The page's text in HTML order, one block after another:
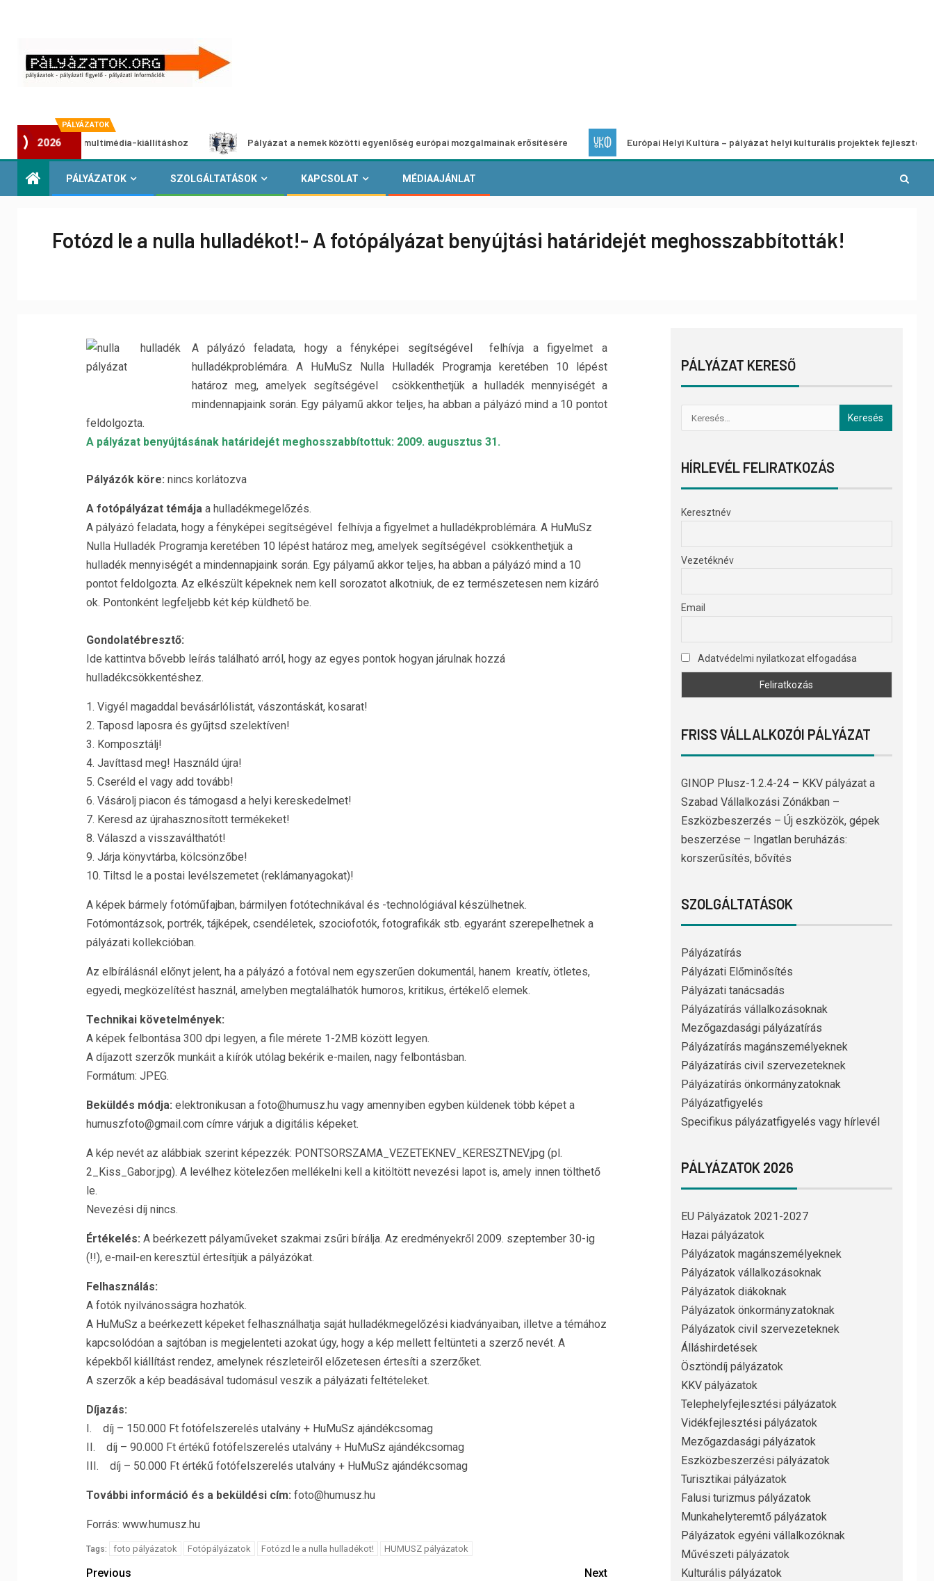
PÁLYÁZATOK
2026
multimédia-kiállításhoz Pályázat a nemek közötti egyenlőség európai mozgalmainak erősítésére Európai Helyi Kultúra – pályázat helyi kulturális projektek fejlesztésére
PÁLYÁZATOK SZOLGÁLTATÁSOK KAPCSOLAT MÉDIAAJÁNLAT
Fotózd le a nulla hulladékot!- A fotópályázat benyújtási határidejét meghosszabbították!
A pályázó feladata, hogy a fényképei segítségével felhívja a figyelmet a
hulladékproblémára. A HuMuSz Nulla Hulladék Programja keretében 10 lépést
határoz meg, amelyek segítségével csökkenthetjük a hulladék mennyiségét a
mindennapjaink során. Egy pályamű akkor teljes, ha abban a pályázó mind a 10 pontot
feldolgozta.
A pályázat benyújtásának határidejét meghosszabbítottuk: 2009. augusztus 31.
Pályázók köre: nincs korlátozva
A fotópályázat témájaa hulladékmegelőzés.
A pályázó feladata, hogy a fényképei segítségével felhívja a figyelmet a hulladékproblémára. A HuMuSz
Nulla Hulladék Programja keretében 10 lépést határoz meg, amelyek segítségével csökkenthetjük a
hulladék mennyiségét a mindennapjaink során. Egy pályamű akkor teljes, ha abban a pályázó mind a 10
pontot feldolgozta. Az elkészült képeknek nem kell sorozatot alkotniuk, de ez természetesen nem kizáró
ok. Pontonként legfeljebb két kép küldhető be.
Gondolatébresztő:
Ide kattintva bővebb leírás található arról, hogy az egyes pontok hogyan járulnak hozzá
hulladékcsökkentéshez.
1. Vigyél magaddal bevásárlólistát, vászontáskát, kosarat!
2. Taposd laposra és gyűjtsd szelektíven!
3. Komposztálj!
4. Javíttasd meg! Használd újra!
5. Cseréld el vagy add tovább!
6. Vásárolj piacon és támogasd a helyi kereskedelmet!
7. Keresd az újrahasznosított termékeket!
8. Válaszd a visszaválthatót!
9. Járja könyvtárba, kölcsönzőbe!
10. Tiltsd le a postai levélszemetet (reklámanyagokat)!
A képek bármely fotóműfajban, bármilyen fotótechnikával és -technológiával készülhetnek.
Fotómontázsok, portrék, tájképek, csendéletek, szociofotók, fotografikák stb. egyaránt szerepelhetnek a
pályázati kollekcióban.
Az elbírálásnál előnyt jelent, ha a pályázó a fotóval nem egyszerűen dokumentál, hanem kreatív, ötletes,
egyedi, megközelítést használ, amelyben megtalálhatók humoros, kritikus, értékelő elemek.
Technikai követelmények:
A képek felbontása 300 dpi legyen, a file mérete 1-2MB között legyen.
A díjazott szerzők munkáit a kiírók utólag bekérik e-mailen, nagy felbontásban.
Formátum: JPEG.
Beküldés módja: elektronikusan a foto@humusz.hu vagy amennyiben egyben küldenek több képet a
humuszfoto@gmail.com címre várjuk a digitális képeket.
A kép nevét az alábbiak szerint képezzék: PONTSORSZAMA_VEZETEKNEV_KERESZTNEV.jpg (pl.
2_Kiss_Gabor.jpg). A levélhez kötelezően mellékelni kell a kitöltött nevezési lapot is, amely innen tölthető
le.
Nevezési díj nincs.
Értékelés: A beérkezett pályaműveket szakmai zsűri bírálja. Az eredményekről 2009. szeptember 30-ig
(!!), e-mail-en keresztül értesítjük a pályázókat.
Felhasználás:
A fotók nyilvánosságra hozhatók.
A HuMuSz a beérkezett képeket felhasználhatja saját hulladékmegelőzési kiadványaiban, illetve a témához
kapcsolódóan a sajtóban is megjelenteti azokat úgy, hogy a kép mellett feltünteti a szerző nevét. A
képekből kiállítást rendez, amelynek részleteiről előzetesen értesíti a szerzőket.
A szerzők a kép beadásával tudomásul veszik a pályázati feltételeket.
Díjazás:
I. díj – 150.000 Ft fotófelszerelés utalvány + HuMuSz ajándékcsomag
II. díj – 90.000 Ft értékű fotófelszerelés utalvány + HuMuSz ajándékcsomag
III. díj – 50.000 Ft értékű fotófelszerelés utalvány + HuMuSz ajándékcsomag
További információ és a beküldési cím: foto@humusz.hu
Forrás: www.humusz.hu
Tags: foto pályázatok Fotópályázatok Fotózd le a nulla hulladékot! HUMUSZ pályázatok
Previous
Next
PÁLYÁZAT KERESŐ
HÍRLEVÉL FELIRATKOZÁS
Keresztnév
Vezetéknév
Email
Adatvédelmi nyilatkozat elfogadása
FRISS VÁLLALKOZÓI PÁLYÁZAT
GINOP Plusz-1.2.4-24 – KKV pályázat a
Szabad Vállalkozási Zónákban –
Eszközbeszerzés – Új eszközök, gépek
beszerzése – Ingatlan beruházás:
korszerűsítés, bővítés
SZOLGÁLTATÁSOK
Pályázatírás
Pályázati Előminősítés
Pályázati tanácsadás
Pályázatírás vállalkozásoknak
Mezőgazdasági pályázatírás
Pályázatírás magánszemélyeknek
Pályázatírás civil szervezeteknek
Pályázatírás önkormányzatoknak
Pályázatfigyelés
Specifikus pályázatfigyelés vagy hírlevél
PÁLYÁZATOK 2026
EU Pályázatok 2021-2027
Hazai pályázatok
Pályázatok magánszemélyeknek
Pályázatok vállalkozásoknak
Pályázatok diákoknak
Pályázatok önkormányzatoknak
Pályázatok civil szervezeteknek
Álláshirdetések
Ösztöndíj pályázatok
KKV pályázatok
Telephelyfejlesztési pályázatok
Vidékfejlesztési pályázatok
Mezőgazdasági pályázatok
Eszközbeszerzési pályázatok
Turisztikai pályázatok
Falusi turizmus pályázatok
Munkahelyteremtő pályázatok
Pályázatok egyéni vállalkozóknak
Művészeti pályázatok
Kulturális pályázatok